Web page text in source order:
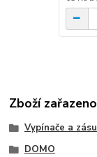
Zboží
Vypínače a
DOMO